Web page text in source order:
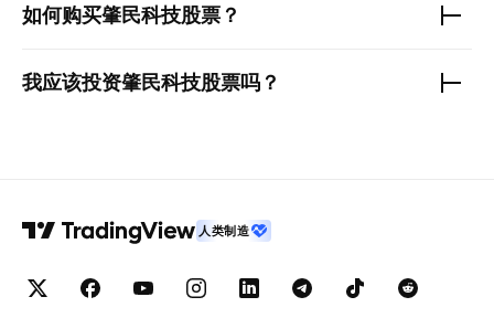
如何购买肇民科技股票？
我应该投资肇民科技股票吗？
人类制造